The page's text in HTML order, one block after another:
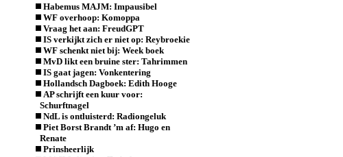
Habemus MAJM: Impausibel
WF overhoop: Komoppa
Vraag het aan: FreudGPT
IS verkijkt zich er niet op: Reybroekie
WF schenkt niet bij: Week boek
MvD likt een bruine ster: Tahrimmen
IS gaat jagen: Vonkentering
Hollandsch Dagboek: Edith Hooge
AP schrijft een kuur voor:
Schurftnagel
NdL is ontluisterd: Radiongeluk
Piet Borst Brandt ’m af: Hugo en
Renate
Prinsheerlijk